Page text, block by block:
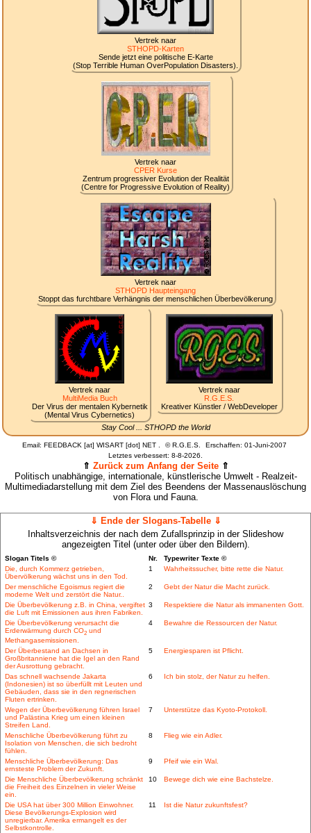
Vertrek naar
STHOPD-Karten
Sende jetzt eine politische E-Karte
(Stop Terrible Human OverPopulation Disasters).
Vertrek naar
CPER Kurse
Zentrum progressiver Evolution der Realität
(Centre for Progressive Evolution of Reality)
Vertrek naar
STHOPD Haupteingang
Stoppt das furchtbare Verhängnis der menschlichen Überbevölkerung
Vertrek naar
MultiMedia Buch
Der Virus der mentalen Kybernetik
(Mental Virus Cybernetics)
Vertrek naar
R.G.E.S.
Kreativer Künstler / WebDeveloper
Stay Cool ... STHOPD the World
Email: FEEDBACK [at] WISART [dot] NET . ©R.G.E.S.
Erschaffen: 01-Juni-2007
Letztes verbessert: 8-8-2026.
⇑ Zurück zum Anfang der Seite⇑
Politisch unabhängige, internationale, künstlerische Umwelt - Realzeit-
Multimediadarstellung mit dem Ziel des Beendens der Massenauslöschung
von Flora und Fauna.
⇓ Ende der Slogans-Tabelle ⇓
Inhaltsverzeichnis der nach dem Zufallsprinzip in der Slideshow
angezeigten Titel (unter oder über den Bildern).
Slogan Titels © Nr.
Typewriter Texte ©
Die, durch Kommerz getrieben,
Übervölkerung wächst uns in den Tod.
1 Wahrheitssucher, bitte rette die Natur.
Der menschliche Egoismus regiert die
moderne Welt und zerstört die Natur..
2 Gebt der Natur die Macht zurück.
Die Überbevölkerung z.B. in China, vergiftet
die Luft mit Emissionen aus ihren Fabriken.
3 Respektiere die Natur als immanenten Gott.
Die Überbevölkerung verursacht die
Erderwärmung durch CO2 und
Methangasemissionen.
4 Bewahre die Ressourcen der Natur.
Der Überbestand an Dachsen in
Großbritanniene hat die Igel an den Rand
der Ausrottung gebracht.
5 Energiesparen ist Pflicht.
Das schnell wachsende Jakarta
(Indonesien) ist so überfüllt mit Leuten und
Gebäuden, dass sie in den regnerischen
Fluten ertrinken.
6 Ich bin stolz, der Natur zu helfen.
Wegen der Überbevölkerung führen Israel
und Palästina Krieg um einen kleinen
Streifen Land.
7 Unterstütze das Kyoto-Protokoll.
Menschliche Überbevölkerung führt zu
Isolation von Menschen, die sich bedroht
fühlen.
8 Flieg wie ein Adler.
Menschliche Überbevölkerung: Das
ernsteste Problem der Zukunft.
9 Pfeif wie ein Wal.
Die Menschliche Überbevölkerung schränkt
die Freiheit des Einzelnen in vieler Weise
ein.
10 Bewege dich wie eine Bachstelze.
Die USA hat über 300 Million Einwohner.
Diese Bevölkerungs-Explosion wird
unregierbar. Amerika ermangelt es der
Selbstkontrolle.
11 Ist die Natur zukunftsfest?